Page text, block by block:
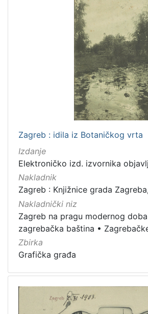
Zagreb : idila iz Botaničkog vrta
Izdanje
Elektroničko izd. izvornika
Nakladnik
Zagreb : Knjižnice grada
Nakladnički niz
Zagreb na pragu modernog doba
zagrebačka baština •
Zbirka
Grafička građa